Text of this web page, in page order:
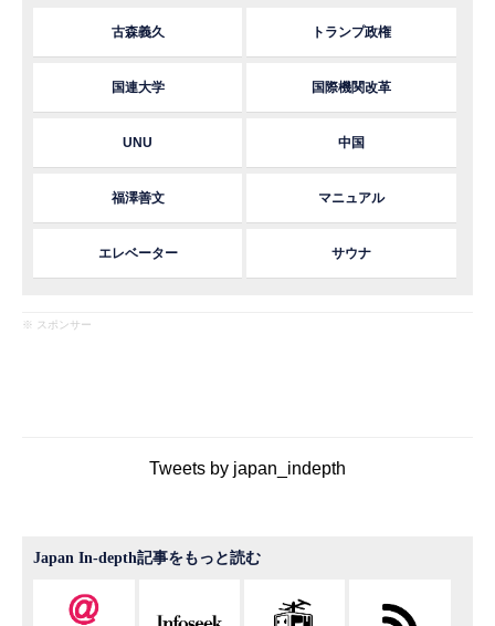
古森義久 トランプ政権
国連大学 国際機関改革
UNU 中国
福澤善文 マニュアル
エレベーター サウナ
※ スポンサー
Tweets by japan_indepth
Japan In-depth記事をもっと読む